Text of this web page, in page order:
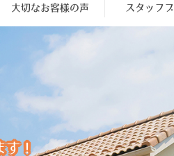
大切なお客様の声 スタッフ
す！